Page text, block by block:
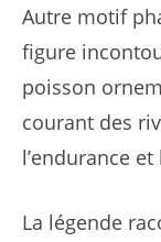
Autre motif
figure
poisson
courant des
l’endurance
La légende